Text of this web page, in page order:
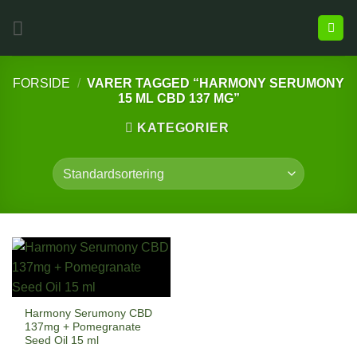
FORSIDE / VARER TAGGED “HARMONY SERUMONY
15 ML CBD 137 MG”
KATEGORIER
Harmony Serumony CBD
137mg + Pomegranate
Seed Oil 15 ml